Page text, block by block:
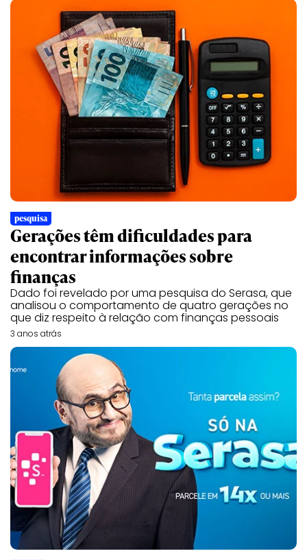
pesquisa
Gerações têm dificuldades para
encontrar informações sobre
finanças
Dado foi revelado por uma pesquisa do Serasa, que
analisou o comportamento de quatro gerações no
que diz respeito à relação com finanças pessoais
3 anos atrás